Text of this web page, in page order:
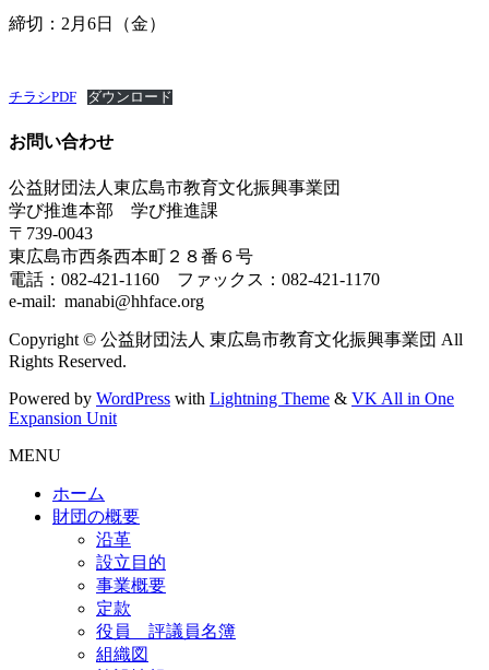
締切：2月6日（金）
チラシPDF ダウンロード
お問い合わせ
公益財団法人東広島市教育文化振興事業団
学び推進本部 学び推進課
〒739-0043
東広島市西条西本町２８番６号
電話：082-421-1160 ファックス：082-421-1170
e-mail: manabi@hhface.org
Copyright © 公益財団法人 東広島市教育文化振興事業団 All
Rights Reserved.
Powered by WordPress with Lightning Theme & VK All in One
Expansion Unit
MENU
ホーム
財団の概要
沿革
設立目的
事業概要
定款
役員 評議員名簿
組織図